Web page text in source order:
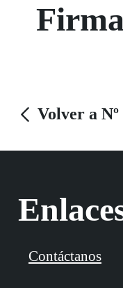
Volver a
Contáctanos